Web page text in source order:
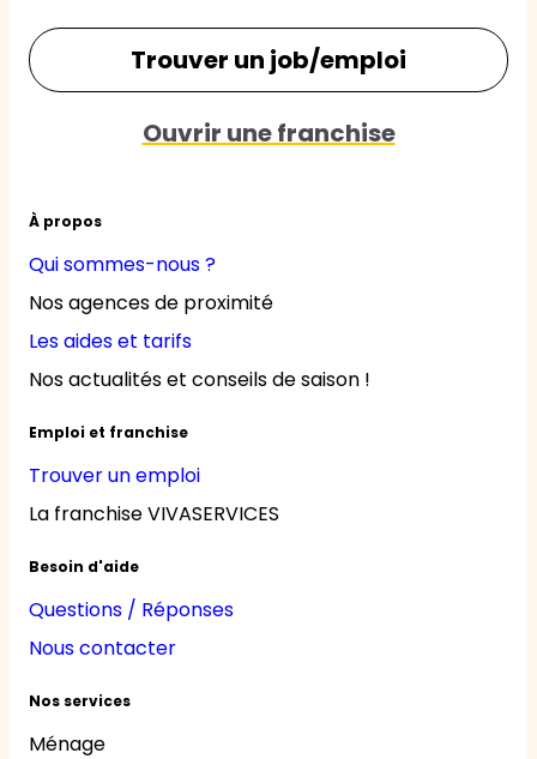
À propos
Qui sommes-nous ?
Nos agences de proximité
Les aides et tarifs
Nos actualités et conseils de saison !
Emploi et franchise
Trouver un emploi
La franchise VIVASERVICES
Besoin d'aide
Questions / Réponses
Nous contacter
Nos services
Ménage
Trouver un job/emploi
Ouvrir une franchise